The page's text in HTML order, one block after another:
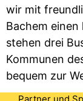
wir mit
Bachem
stehen drei
Kommunen
bequem zur